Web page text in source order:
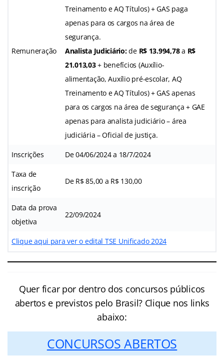
Remuneração
Treinamento e AQ Títulos) + GAS paga
apenas para os cargos na área de
segurança.
Analista Judiciário:de R$ 13.994,78a R$
21.013,03+ benefícios (Auxílio-
alimentação, Auxílio pré-escolar, AQ
Treinamento e AQ Títulos) + GAS apenas
para os cargos na área de segurança + GAE
apenas para analista judiciário – área
judiciária – Oficial de justiça.
Inscrições De 04/06/2024 a 18/7/2024
Taxa de
inscrição
De R$ 85,00 a R$ 130,00
Data da prova
objetiva
22/09/2024
Clique aqui para ver o edital TSE Unificado 2024
Quer ficar por dentro dos concursos públicos
abertos e previstos pelo Brasil? Clique nos links
abaixo:
CONCURSOS ABERTOS